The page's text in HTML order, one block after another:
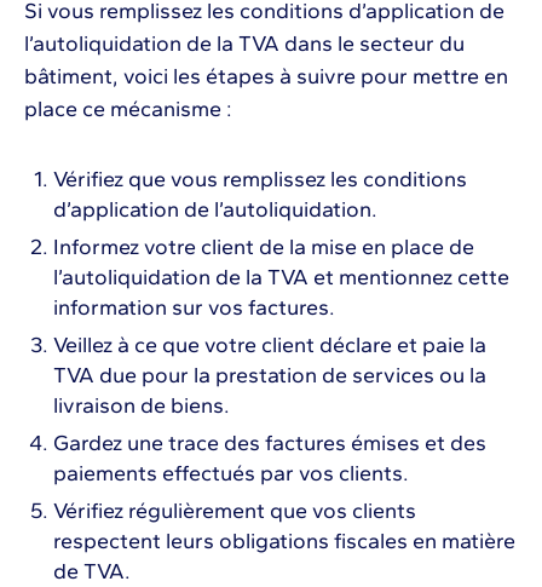
Si vous remplissez les conditions d’application de
l’autoliquidation de la TVA dans le secteur du
bâtiment, voici les étapes à suivre pour mettre en
place ce mécanisme :
Vérifiez que vous remplissez les conditions
d’application de l’autoliquidation.
Informez votre client de la mise en place de
l’autoliquidation de la TVA et mentionnez cette
information sur vos factures.
Veillez à ce que votre client déclare et paie la
TVA due pour la prestation de services ou la
livraison de biens.
Gardez une trace des factures émises et des
paiements effectués par vos clients.
Vérifiez régulièrement que vos clients
respectent leurs obligations fiscales en matière
de TVA.